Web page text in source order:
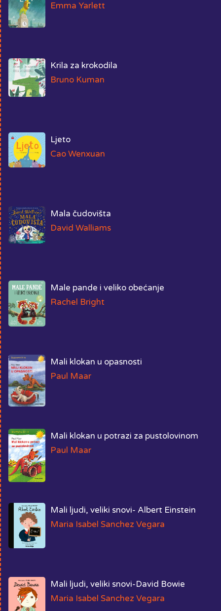
Emma Yarlett
Krila za krokodila
Bruno Kuman
Ljeto
Cao Wenxuan
Mala čudovišta
David Walliams
Male pande i veliko obećanje
Rachel Bright
Mali klokan u opasnosti
Paul Maar
Mali klokan u potrazi za pustolovinom
Paul Maar
Mali ljudi, veliki snovi- Albert Einstein
Maria Isabel Sanchez Vegara
Mali ljudi, veliki snovi-David Bowie
Maria Isabel Sanchez Vegara